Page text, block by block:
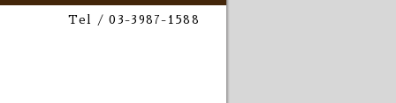
Tel / 03-3987-1588